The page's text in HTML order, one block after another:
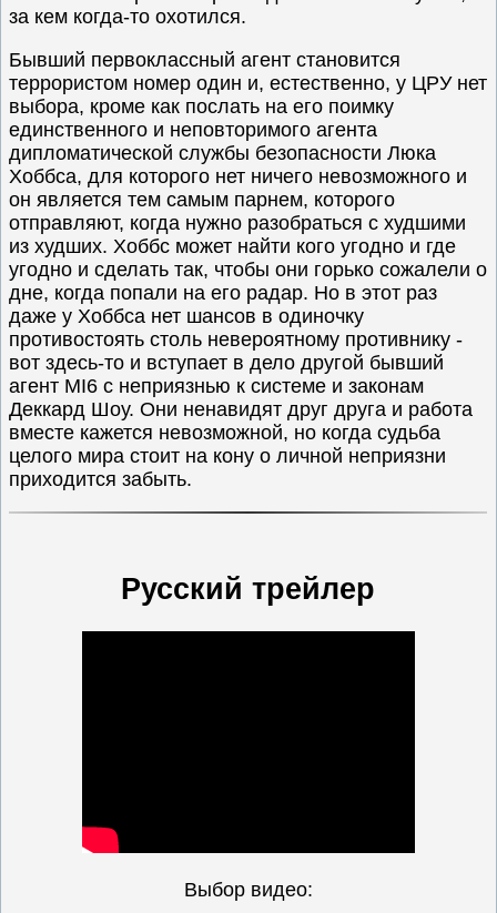
за кем когда-то охотился.
Бывший первоклассный агент становится
террористом номер один и, естественно, у ЦРУ нет
выбора, кроме как послать на его поимку
единственного и неповторимого агента
дипломатической службы безопасности Люка
Хоббса, для которого нет ничего невозможного и
он является тем самым парнем, которого
отправляют, когда нужно разобраться с худшими
из худших. Хоббс может найти кого угодно и где
угодно и сделать так, чтобы они горько сожалели о
дне, когда попали на его радар. Но в этот раз
даже у Хоббса нет шансов в одиночку
противостоять столь невероятному противнику -
вот здесь-то и вступает в дело другой бывший
агент MI6 с неприязнью к системе и законам
Деккард Шоу. Они ненавидят друг друга и работа
вместе кажется невозможной, но когда судьба
целого мира стоит на кону о личной неприязни
приходится забыть.
Русский трейлер
Выбор видео: